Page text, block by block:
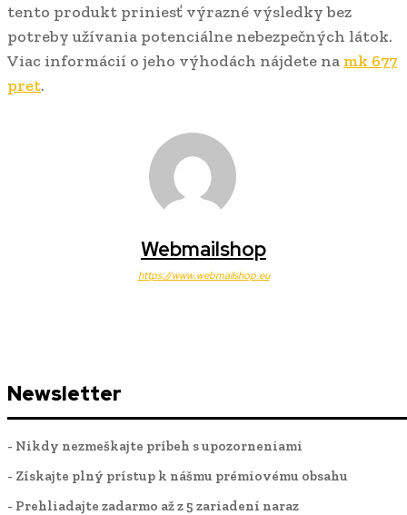
tento produkt priniesť výrazné výsledky bez
potreby užívania potenciálne nebezpečných látok.
Viac informácií o jeho výhodách nájdete na mk 677
pret.
Webmailshop
https://www.webmailshop.eu
Newsletter
- Nikdy nezmeškajte príbeh s upozorneniami
- Získajte plný prístup k nášmu prémiovému obsahu
- Prehliadajte zadarmo až z 5 zariadení naraz